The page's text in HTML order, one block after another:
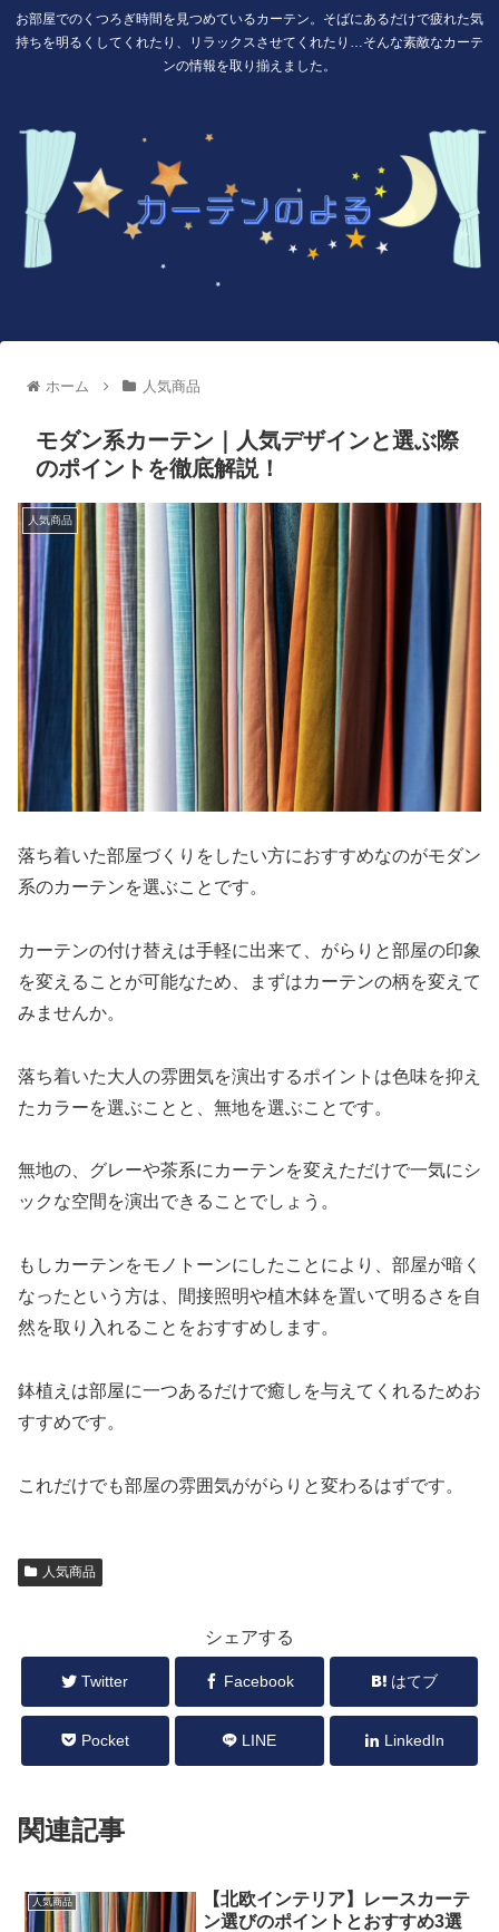
お部屋でのくつろぎ時間を見つめているカーテン。そばにあるだけで疲れた気
持ちを明るくしてくれたり、リラックスさせてくれたり…そんな素敵なカーテ
ンの情報を取り揃えました。
ホーム 人気商品
モダン系カーテン｜人気デザインと選ぶ際
のポイントを徹底解説！
人気商品
落ち着いた部屋づくりをしたい方におすすめなのがモダン
系のカーテンを選ぶことです。
カーテンの付け替えは手軽に出来て、がらりと部屋の印象
を変えることが可能なため、まずはカーテンの柄を変えて
みませんか。
落ち着いた大人の雰囲気を演出するポイントは色味を抑え
たカラーを選ぶことと、無地を選ぶことです。
無地の、グレーや茶系にカーテンを変えただけで一気にシ
ックな空間を演出できることでしょう。
もしカーテンをモノトーンにしたことにより、部屋が暗く
なったという方は、間接照明や植木鉢を置いて明るさを自
然を取り入れることをおすすめします。
鉢植えは部屋に一つあるだけで癒しを与えてくれるためお
すすめです。
これだけでも部屋の雰囲気ががらりと変わるはずです。
人気商品
シェアする
Twitter Facebook はてブ
Pocket LINE LinkedIn
関連記事
人気商品
【北欧インテリア】レースカーテ
ン選びのポイントとおすすめ3選